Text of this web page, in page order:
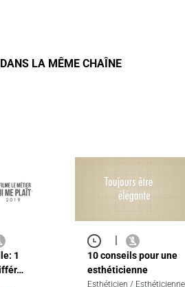
DANS LA MÊME CHAÎNE
1
10 conseils pour une
esthéticienne
Esthéticien / Esthéticienne